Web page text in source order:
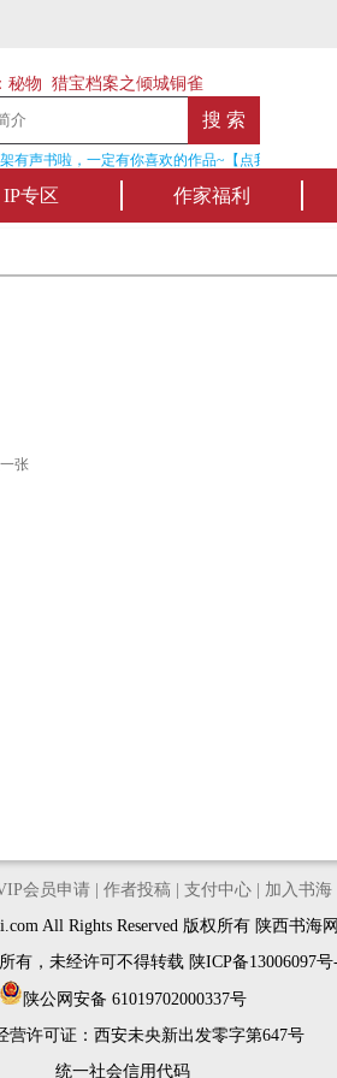
秘物 猎宝档案之倾城铜雀
声书啦，一定有你喜欢的作品~【点我收听】
IP专区 作家福利
张
会员申请| 作者投稿| 支付中心| 加入书海|
All Rights Reserved 版权所有 陕西书海
有，未经许可不得转载 陕ICP备13006097号
陕公网安备 61019702000337号
营许可证： 西安未央新出发零字第647号
统一社会信用代码